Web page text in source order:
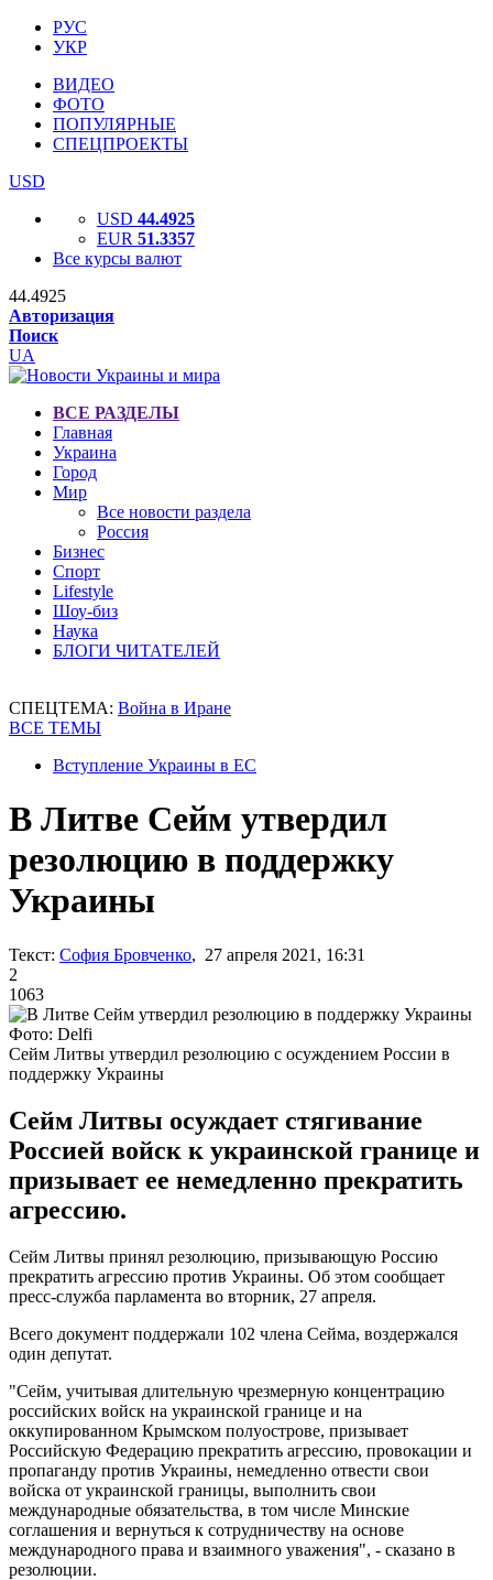
РУС
УКР
ВИДЕО
ФОТО
ПОПУЛЯРНЫЕ
СПЕЦПРОЕКТЫ
USD
USD 44.4925
EUR 51.3357
Все курсы валют
44.4925
Авторизация
Поиск
UA
ВСЕ РАЗДЕЛЫ
Главная
Украина
Город
Мир
Все новости раздела
Россия
Бизнес
Спорт
Lifestyle
Шоу-биз
Наука
БЛОГИ ЧИТАТЕЛЕЙ
СПЕЦТЕМА: Война в Иране
ВСЕ ТЕМЫ
Вступление Украины в ЕС
В Литве Сейм утвердил
резолюцию в поддержку
Украины
Текст: София Бровченко, 27 апреля 2021, 16:31
2
1063
Фото: Delfi
Сейм Литвы утвердил резолюцию с осуждением России в
поддержку Украины
Сейм Литвы осуждает стягивание
Россией войск к украинской границе и
призывает ее немедленно прекратить
агрессию.
Сейм Литвы принял резолюцию, призывающую Россию
прекратить агрессию против Украины. Об этом сообщает
пресс-служба парламента во вторник, 27 апреля.
Всего документ поддержали 102 члена Сейма, воздержался
один депутат.
"Сейм, учитывая длительную чрезмерную концентрацию
российских войск на украинской границе и на
оккупированном Крымском полуострове, призывает
Российскую Федерацию прекратить агрессию, провокации и
пропаганду против Украины, немедленно отвести свои
войска от украинской границы, выполнить свои
международные обязательства, в том числе Минские
соглашения и вернуться к сотрудничеству на основе
международного права и взаимного уважения", - сказано в
резолюции.